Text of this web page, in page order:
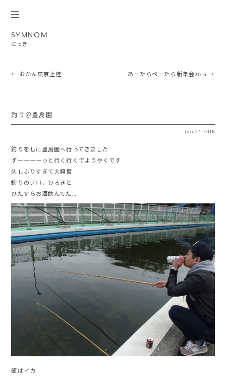
SYMNOM
にっき
Post navigation
← おかん東京上陸 あーたらぺーたら新年会2016→
釣り＠豊島園
Jan·24 2016
釣りをしに豊島園へ行ってきました
ずーーーーっと行く行くでようやくです
久しぶりすぎて大興奮
釣りのプロ、ひろきと
ひたすらお酒飲んでた…
餌はイカ